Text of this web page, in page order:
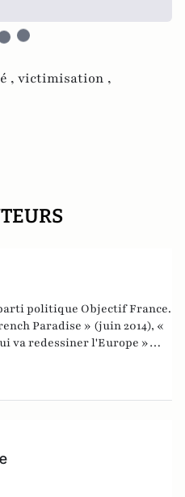
, victimisation ,
politique Objectif France.
Paradise » (juin 2014), «
va redessiner l'Europe »
revanche de la génération
féminin » (2010).